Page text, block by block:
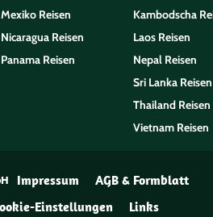
Mexiko Reisen
Nicaragua Reisen
Panama Reisen
Kambodscha
Laos Reisen
Nepal Reisen
Sri Lanka Reisen
Thailand Reisen
Vietnam Reisen
Impressum
AGB & Formblatt
Einstellungen Links